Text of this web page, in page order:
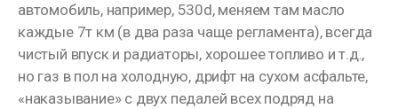
автомобиль, например, 530d, меняем там масло
каждые 7т км (в два раза чаще регламента), всегда
чистый впуск и радиаторы, хорошее топливо и т.д.,
но газ в пол на холодную, дрифт на сухом асфальте,
«наказывание» с двух педалей всех подряд на